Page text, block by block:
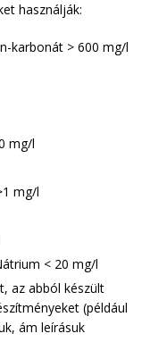
használják:
karbonát > 600 mg/l
mg/l
mg/l
< 20 mg/l
az abból készült
(például
ám leírásuk